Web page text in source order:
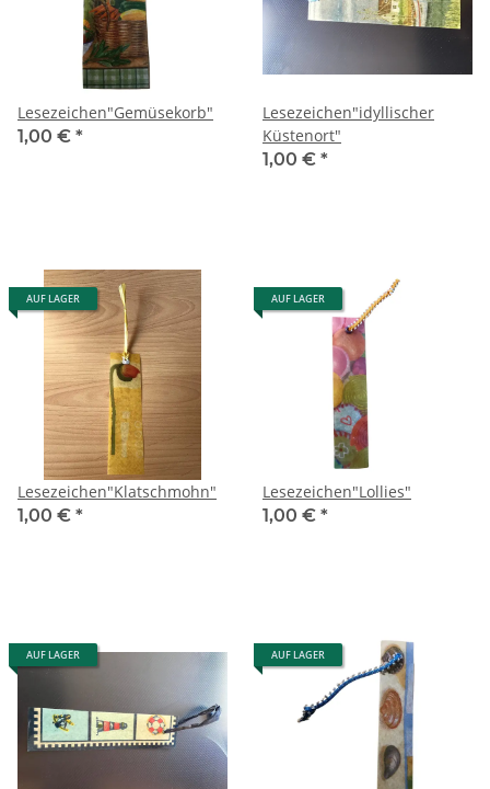
Lesezeichen"Gemüsekorb"
1,00 € *
Lesezeichen"idyllischer
Küstenort"
1,00 € *
AUF LAGER
Lesezeichen"Klatschmohn"
1,00 € *
AUF LAGER
Lesezeichen"Lollies"
1,00 € *
AUF LAGER AUF LAGER